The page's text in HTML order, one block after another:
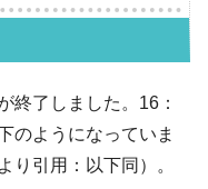
の雇用状況が悪い。せ
雇用対策だソレ。
終了しました。16：
のようになっていま
り引用：以下同）。